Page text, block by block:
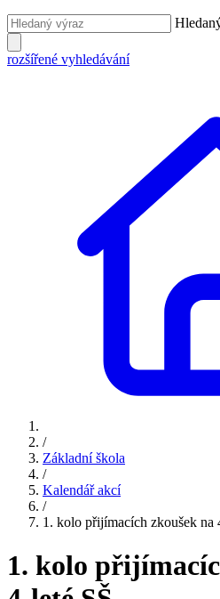
rozšířené vyhledávání
/
Základní škola
/
Kalendář akcí
/
1. kolo přijímacích zkoušek
1. kolo